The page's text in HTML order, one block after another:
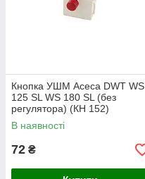
Кнопка УШМ Асеса DWT WS
125 SL WS 180 SL (без
регулятора) (КН 152)
В наявності
72 ₴